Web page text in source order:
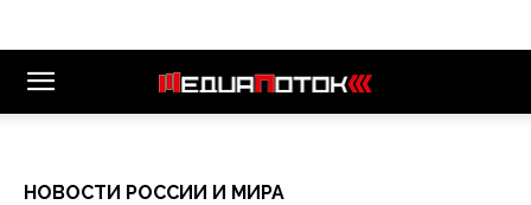
НОВОСТИ РОССИИ И МИРА